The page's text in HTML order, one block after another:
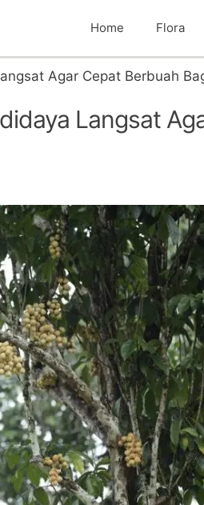
Home Flora
Agar Cepat Berbuah
Langsat